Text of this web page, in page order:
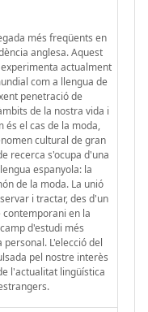
més freqüents en
anglesa. Aquest
actualment
com a llengua de
penetració de
de la nostra vida i
és el cas de la moda,
cultural de gran
recerca s'ocupa d'una
espanyola: la
de la moda. La unió
i tractar, des d'un
en la
d'estudi més
L'elecció del
pel nostre interès
l'actualitat lingüística